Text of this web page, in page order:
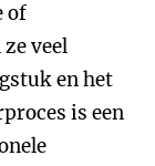
of
veel
en het
is een